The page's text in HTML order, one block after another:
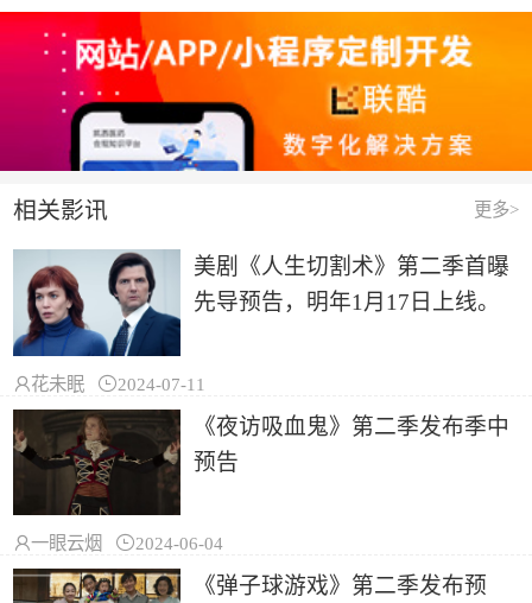
更多>
相关影讯
美剧《人生切割术》第二季首曝
先导预告，明年1月17日上线。
花未眠 2024-07-11
《夜访吸血鬼》第二季发布季中
预告
一眼云烟 2024-06-04
《弹子球游戏》第二季发布预